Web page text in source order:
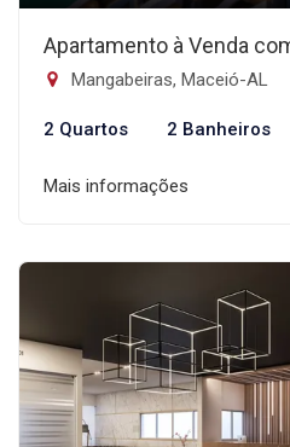
Apartamento à Venda
Mangabeiras, Maceió-AL
2 Quartos 2 Banheiros
Mais informações